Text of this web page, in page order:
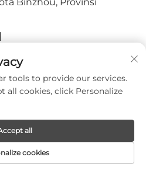
Mepro Medical Co., Ltd.
tools to provide our services.
all cookies, click Personalize
cookies
all